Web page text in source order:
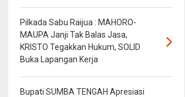
Pilkada Sabu Raijua : MAHORO-
MAUPA Janji Tak Balas Jasa,
KRISTO Tegakkan Hukum, SOLID
Buka Lapangan Kerja
Bupati SUMBA TENGAH Apresiasi